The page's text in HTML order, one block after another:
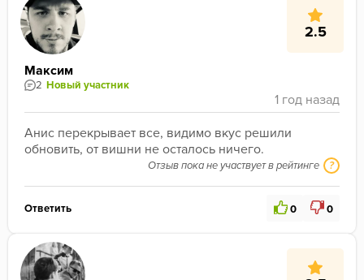
2.5
Максим
2 Новый участник
Анис перекрывает все, видимо вкус решили
обновить, от вишни не осталось ничего.
Отзыв пока не участвует в рейтинге ?
Ответить 0 0